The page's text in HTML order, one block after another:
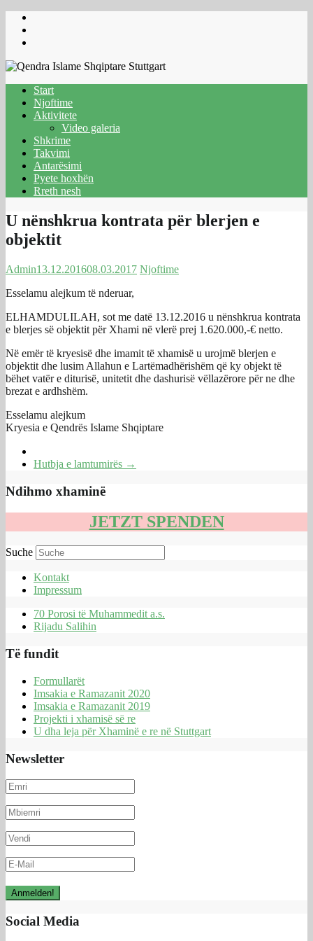
Skip
content
Start
Njoftime
Aktivitete
Video galeria
Shkrime
Takvimi
Antarësimi
Pyete hoxhën
Rreth nesh
U nënshkrua kontrata për blerjen e
objektit
Admin13.12.201608.03.2017 Njoftime
Esselamu alejkum të nderuar,
ELHAMDULILAH, sot me datë 13.12.2016 u nënshkrua kontrata
e blerjes së objektit për Xhami në vlerë prej 1.620.000,-€ netto.
Në emër të kryesisë dhe imamit të xhamisë u urojmë blerjen e
objektit dhe lusim Allahun e Lartëmadhërishëm që ky objekt të
bëhet vatër e diturisë, unitetit dhe dashurisë vëllazërore për ne dhe
brezat e ardhshëm.
Esselamu alejkum
Kryesia e Qendrës Islame Shqiptare
Hutbja e lamtumirës →
Ndihmo xhaminë
JETZT SPENDEN
Suche
Kontakt
Impressum
70 Porosi të Muhammedit a.s.
Rijadu Salihin
Të fundit
Formullarët
Imsakia e Ramazanit 2020
Imsakia e Ramazanit 2019
Projekti i xhamisë së re
U dha leja për Xhaminë e re në Stuttgart
Newsletter
Social Media